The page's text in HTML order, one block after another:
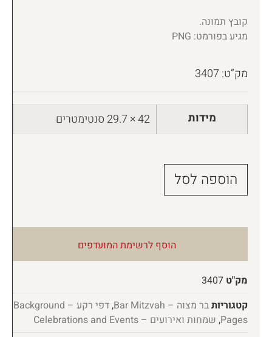
קובץ תמונה.
מגיע בפורמט: PNG
מק”ט: 3407
מידות 42 × 29.7 סנטימטרים
הוספה לסל
הוסף לרשימת המועדפים
מק"ט 3407
קטגוריותבר מצוה – Bar Mitzvah ,
דפי רקע – Background
Pages
, שמחות ואירועים – Celebrations and Events